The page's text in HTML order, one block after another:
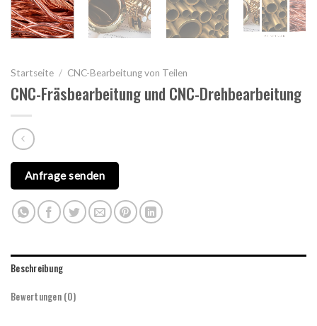
Startseite / CNC-Bearbeitung von Teilen
CNC-Fräsbearbeitung und CNC-Drehbearbeitung
Anfrage senden
Beschreibung
Bewertungen (0)